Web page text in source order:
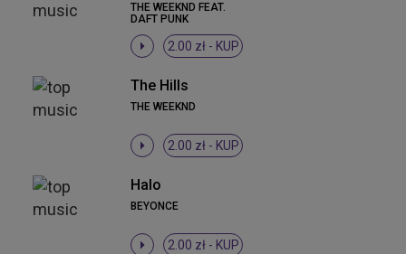
THE WEEKND FEAT.
DAFT PUNK
2.00 zł - KUP
The Hills
THE WEEKND
2.00 zł - KUP
Halo
BEYONCE
2.00 zł - KUP